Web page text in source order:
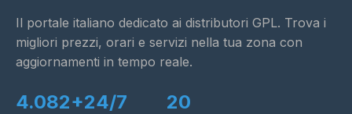
Il portale italiano dedicato ai distributori GPL. Trova i
migliori prezzi, orari e servizi nella tua zona con
aggiornamenti in tempo reale.
4.082+24/7 20